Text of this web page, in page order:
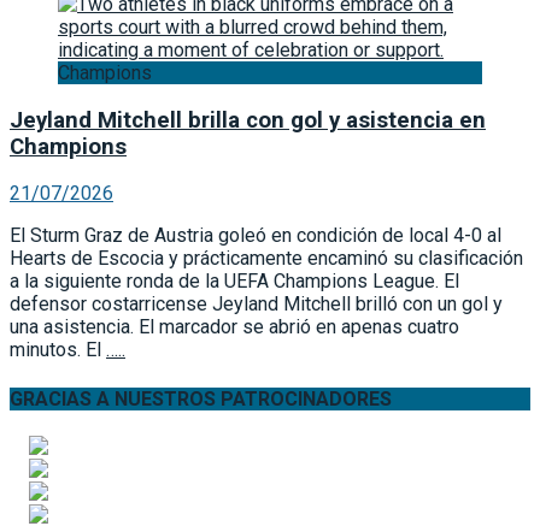
Champions
Jeyland Mitchell brilla con gol y asistencia en
Champions
21/07/2026
El Sturm Graz de Austria goleó en condición de local 4-0 al
Hearts de Escocia y prácticamente encaminó su clasificación
a la siguiente ronda de la UEFA Champions League. El
defensor costarricense Jeyland Mitchell brilló con un gol y
una asistencia. El marcador se abrió en apenas cuatro
minutos. El …..
GRACIAS A NUESTROS PATROCINADORES